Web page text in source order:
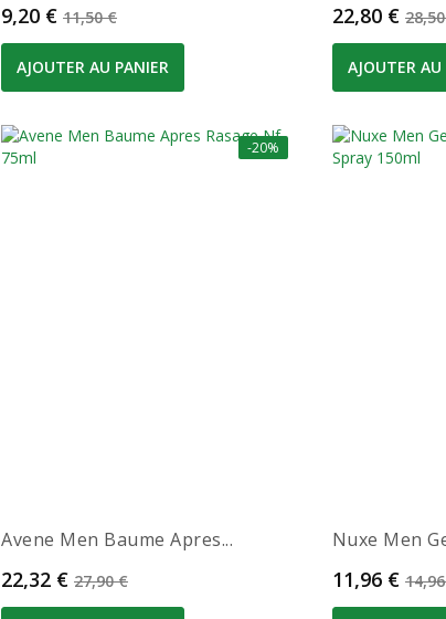
Prix
9,20 € Prix de base
11,50 €
AJOUTER AU PANIER
Prix
22,80 € Prix
AJOUTER AU
-20%
Avene Men Baume Apres...
Prix
22,32 € Prix de base
27,90 €
Nuxe Men
Prix
11,96 € Prix